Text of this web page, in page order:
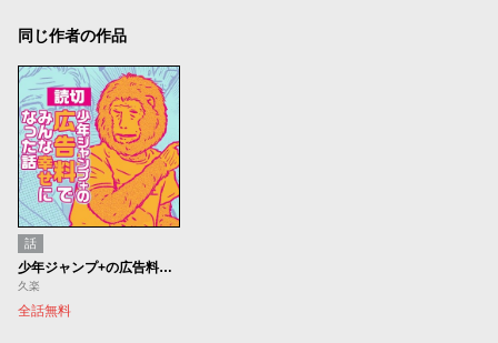
同じ作者の作品
話
少年ジャンプ+の広告料でみんな幸せになった話
久楽
全話無料